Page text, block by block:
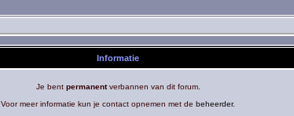
Informatie
Je bent permanentverbannen van dit forum.
Voor meer informatie kun je contact opnemen met de beheerder.